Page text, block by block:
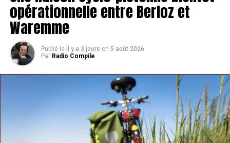
opérationnelle entre Berloz et
Waremme
Publié le Il y a 3 jours on 5 août 2026
Par Radio Compile